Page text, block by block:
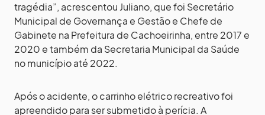
tragédia”, acrescentou Juliano, que foi Secretário
Municipal de Governança e Gestão e Chefe de
Gabinete na Prefeitura de Cachoeirinha, entre 2017 e
2020 e também da Secretaria Municipal da Saúde
no município até 2022.
Após o acidente, o carrinho elétrico recreativo foi
apreendido para ser submetido à perícia. A